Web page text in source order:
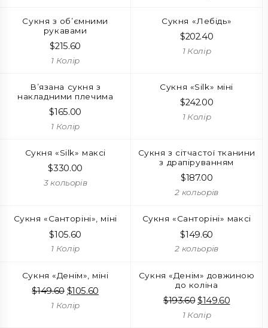
Сукня з об’ємними
рукавами
$215.60
1 Колір
Сукня «Лебідь»
$202.40
1 Колір
В’язана сукня з
накладними плечима
$165.00
1 Колір
Сукня «Silk» міні
$242.00
1 Колір
Сукня «Silk» максі
$330.00
3 кольорів
Сукня з сітчастої тканини
з драпіруванням
$187.00
2 кольорів
Сукня «Санторіні», міні
$105.60
1 Колір
Сукня «Санторіні» максі
$149.60
2 кольорів
Сукня «Денім», міні
$149.60 Оригінальна
ціна:
$149.60.
$105.60
1 Колір
Сукня «Денім» довжиною
до коліна
$193.60 Оригінальна
ціна:
$193.60.
$149.60
1 Колір